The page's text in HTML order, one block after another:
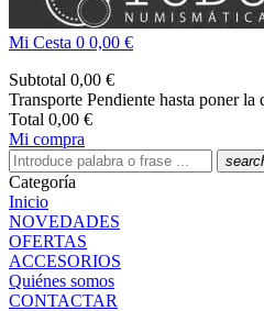
Mi Cesta 0 0,00 €
Subtotal 0,00 €
Transporte Pendiente hasta poner la
Total 0,00 €
Mi compra
Categoría
Inicio
NOVEDADES
OFERTAS
ACCESORIOS
Quiénes somos
CONTACTAR